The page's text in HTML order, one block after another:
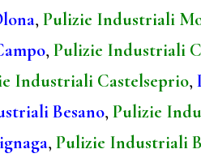
, Pulizie Industriali
, Pulizie Industriali
Industriali Castelseprio,
Besano, Pulizie
, Pulizie Industriali